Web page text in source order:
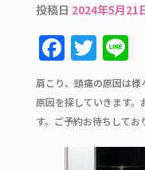
投稿日 2024年5月21
F
a
c
e
b
T
w
it
te
r
Li
n
e
肩こり、頭痛の原因は
原因を探していきます。
す。ご予約お待ちしてお